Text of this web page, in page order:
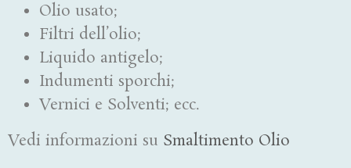
Olio usato;
Filtri dell’olio;
Liquido antigelo;
Indumenti sporchi;
Vernici e Solventi; ecc.
Vedi informazioni su Smaltimento Olio